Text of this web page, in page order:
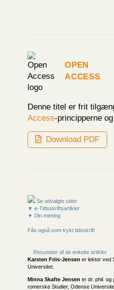
Open
Access
Denne titel er frit
Access-principperne
Download PDF
Se udvalgte sider
▼ e-Tidsskriftsartikler
▼ Din mening
Fås også som trykt tidsskrift
Resuméer af de enkelte artikler
Karsten Friis-Jensen er lektor ved
Universitet.
Minna Skafte Jensen er dr. phil.
romerske Studier, Odense